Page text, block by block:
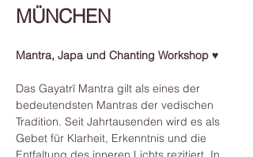
MÜNCHEN
Mantra, Japa und Chanting Workshop ♥
Das Gayatrī Mantra gilt als eines der
bedeutendsten Mantras der vedischen
Tradition. Seit Jahrtausenden wird es als
Gebet für Klarheit, Erkenntnis und die